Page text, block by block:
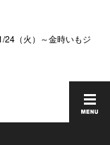
（火）～金時いもジ